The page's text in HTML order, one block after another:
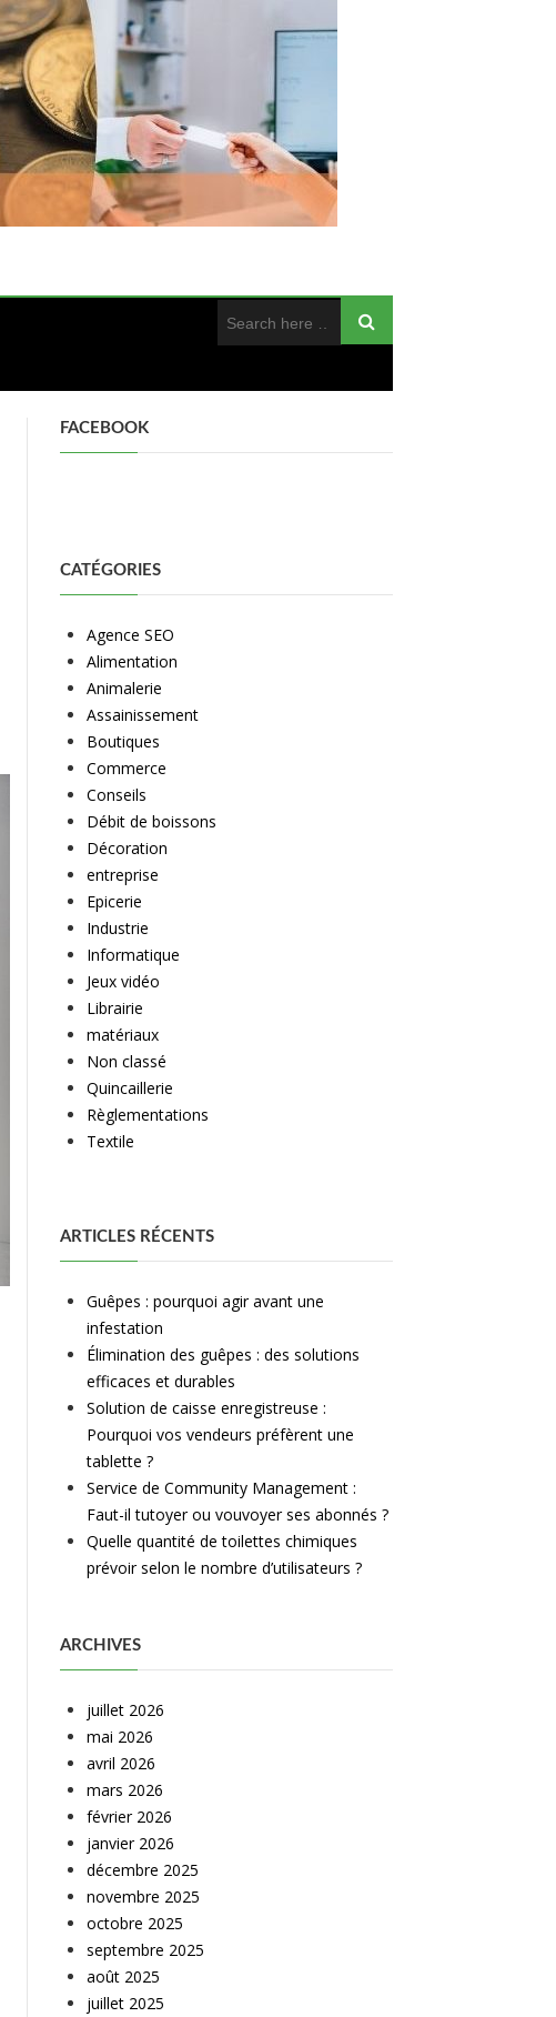
FACEBOOK
CATÉGORIES
Agence SEO
Alimentation
Animalerie
Assainissement
Boutiques
Commerce
Conseils
Débit de boissons
Décoration
entreprise
Epicerie
Industrie
Informatique
Jeux vidéo
Librairie
matériaux
Non classé
Quincaillerie
Règlementations
Textile
ARTICLES RÉCENTS
Guêpes : pourquoi agir avant une
infestation
Élimination des guêpes : des solutions
efficaces et durables
Solution de caisse enregistreuse :
Pourquoi vos vendeurs préfèrent une
tablette ?
Service de Community Management :
Faut-il tutoyer ou vouvoyer ses abonnés ?
Quelle quantité de toilettes chimiques
prévoir selon le nombre d’utilisateurs ?
ARCHIVES
juillet 2026
mai 2026
avril 2026
mars 2026
février 2026
janvier 2026
décembre 2025
novembre 2025
octobre 2025
septembre 2025
août 2025
juillet 2025